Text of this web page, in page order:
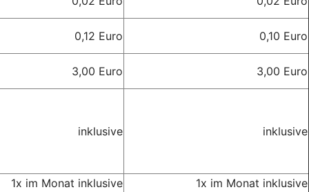
0,12 Euro 0,10 Euro
3,00 Euro 3,00 Euro
inklusive inklusive
1x im Monat inklusive
1x im Monat inklusive